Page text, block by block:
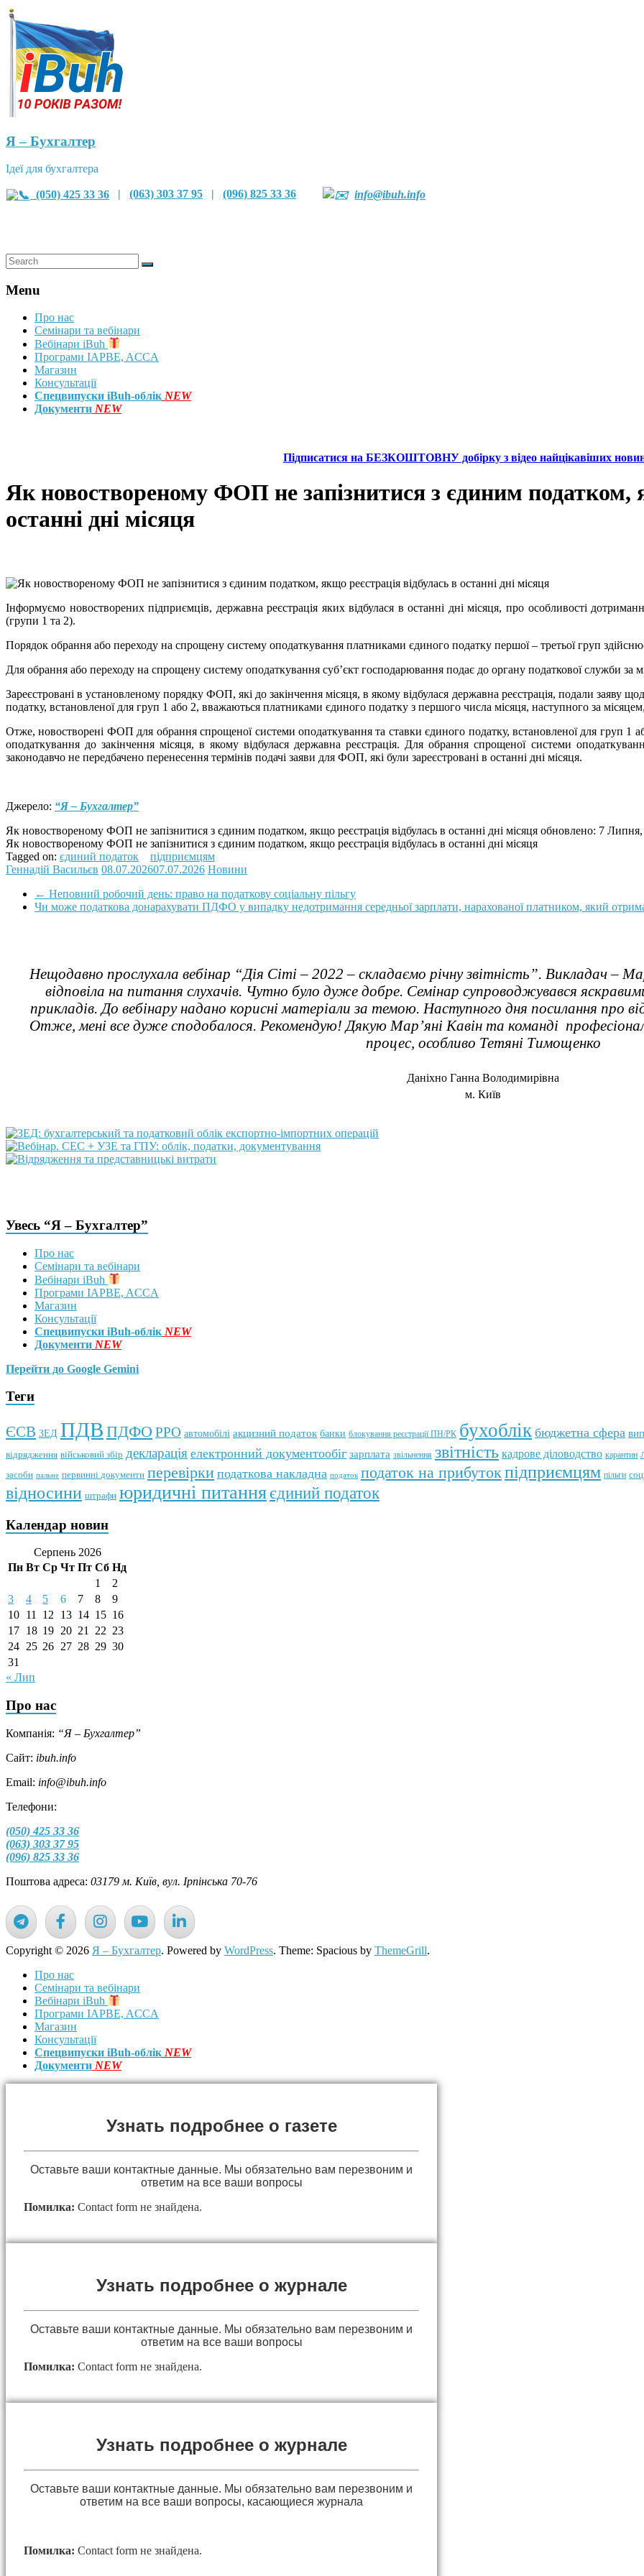
Я – Бухгалтер
Ідеї для бухгалтера
(050) 425 33 36 |(063) 303 37 95 |(096) 825 33 36 info@ibuh.info
Menu
Про нас
Семінари та вебінари
Вебінари iBuh
Програми IAPBE, ACCA
Магазин
Консультації
Спецвипуски iBuh-облік NEW
Документи NEW
Підписатися на БЕЗКОШТОВНУ добірку з відео найцікавіших
Як новоствореному ФОП не запізнитися з єдиним податком,
останні дні місяця
Інформуємо новостворених підприємців, державна реєстрація яких відбулася в останні дні місяця, про особливості
(групи 1 та 2).
Порядок обрання або переходу на спрощену систему оподаткування платниками єдиного податку першої – третьої груп
Для обрання або переходу на спрощену систему оподаткування суб’єкт господарювання подає до органу податкової служби за
Зареєстровані в установленому порядку ФОП, які до закінчення місяця, в якому відбулася державна реєстрація, подали заяву
податку, встановленої для груп 1 або 2, вважаються платниками єдиного податку з першого числа місяця, наступного за
Отже, новостворені ФОП для обрання спрощеної системи оподаткування та ставки єдиного податку, встановленої для груп 1
оподаткування до закінчення місяця, в якому відбулася державна реєстрація. Для обрання спрощеної системи
законодавчо не передбачено перенесення термінів подачі заяви для ФОП, які були зареєстровані в останні дні місяця.
Джерело: “Я – Бухгалтер”
Як новоствореному ФОП не запізнитися з єдиним податком, якщо реєстрація відбулась в останні дні місяця обновлено: 7 Липня,
Як новоствореному ФОП не запізнитися з єдиним податком, якщо реєстрація відбулась в останні дні місяця
Tagged on: єдиний податок
підприємцям
Геннадій Васильєв 08.07.202607.07.2026 Новини
← Неповний робочий день: право на податкову соціальну пільгу
Чи може податкова донарахувати ПДФО у випадку недотримання середньої зарплати, нарахованої платником, який
Нещодавно прослухала вебінар “Дія Сіті – 2022 – складаємо річну звітність”. Викладач –
відповіла на питання слухачів. Чутно було дуже добре. Семінар супроводжувався
прикладів. До вебінару надано корисні матеріали за темою. Наступного дня посилання про
Отже, мені все дуже сподобалося. Рекомендую! Дякую Мар’яні Кавін та команді
процес, особливо Тетяні Тимощенко
Даніхно Ганна Володимирівна
м. Київ
Увесь “Я – Бухгалтер”
Про нас
Семінари та вебінари
Вебінари iBuh
Програми IAPBE, ACCA
Магазин
Консультації
Спецвипуски iBuh-облік NEW
Документи NEW
Перейти до Google Gemini
Теги
ЄСВ ЗЕД ПДВ ПДФО РРО автомобілі акцизний податок банки блокування реєстрації ПН/РК бухоблік бюджетна сфера
відрядження військовий збір декларація електронний документообіг зарплата звільнення звітність кадрове діловодство карантин
засоби пальне первинні документи перевірки податкова накладна податок податок на прибуток підприємцям пільги
відносини штрафи юридичні питанняєдиний податок
Календар новин
Серпень 2026
Пн Вт Ср Чт Пт Сб Нд
1
2
3
4 5 6 7 8
9
10 11 12 13 14 15 16
17 18 19 20 21 22 23
24 25 26 27 28 29 30
31
« Лип
Про нас
Компанія: “Я – Бухгалтер”
Сайт: ibuh.info
Email: info@ibuh.info
Телефони:
(050) 425 33 36
(063) 303 37 95
(096) 825 33 36
Поштова адреса: 03179 м. Київ, вул. Ірпінська 70-76
Copyright © 2026 Я – Бухгалтер. Powered by WordPress. Theme: Spacious by ThemeGrill.
Про нас
Семінари та вебінари
Вебінари iBuh
Програми IAPBE, ACCA
Магазин
Консультації
Спецвипуски iBuh-облік NEW
Документи NEW
Узнать подробнее о газете
Оставьте ваши контактные данные. Мы обязательно вам перезвоним и
ответим на все ваши вопросы
Помилка: Contact form не знайдена.
Узнать подробнее о журнале
Оставьте ваши контактные данные. Мы обязательно вам перезвоним и
ответим на все ваши вопросы
Помилка: Contact form не знайдена.
Узнать подробнее о журнале
Оставьте ваши контактные данные. Мы обязательно вам перезвоним и
ответим на все ваши вопросы, касающиеся журнала
Помилка: Contact form не знайдена.